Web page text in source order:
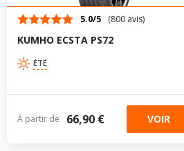
5.0/5 (800 avis)
KUMHO ECSTA PS72
ÉTÉ
À partir de 66,90 € VOIR